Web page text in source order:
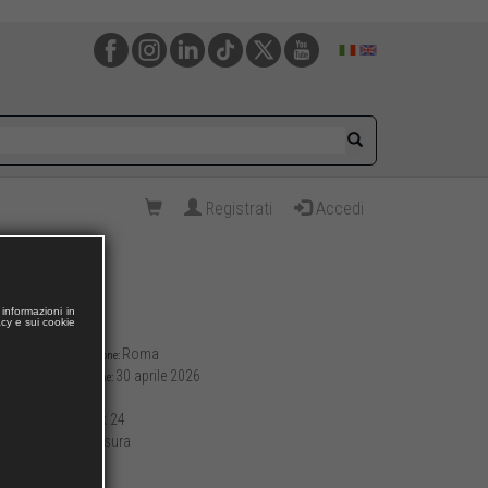
Registrati Accedi
Luogo di pubblicazione: Roma
Data di pubblicazione: 30 aprile 2026
17 x 24
brossura
in
e sui cookie